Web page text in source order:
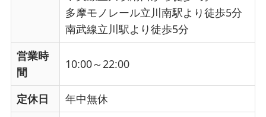
多摩モノレール立川南駅より徒歩5分
南武線立川駅より徒歩5分
営業時
間
10:00～22:00
定休日 年中無休